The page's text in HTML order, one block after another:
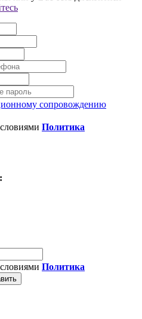
сопровождению
Политика
Политика